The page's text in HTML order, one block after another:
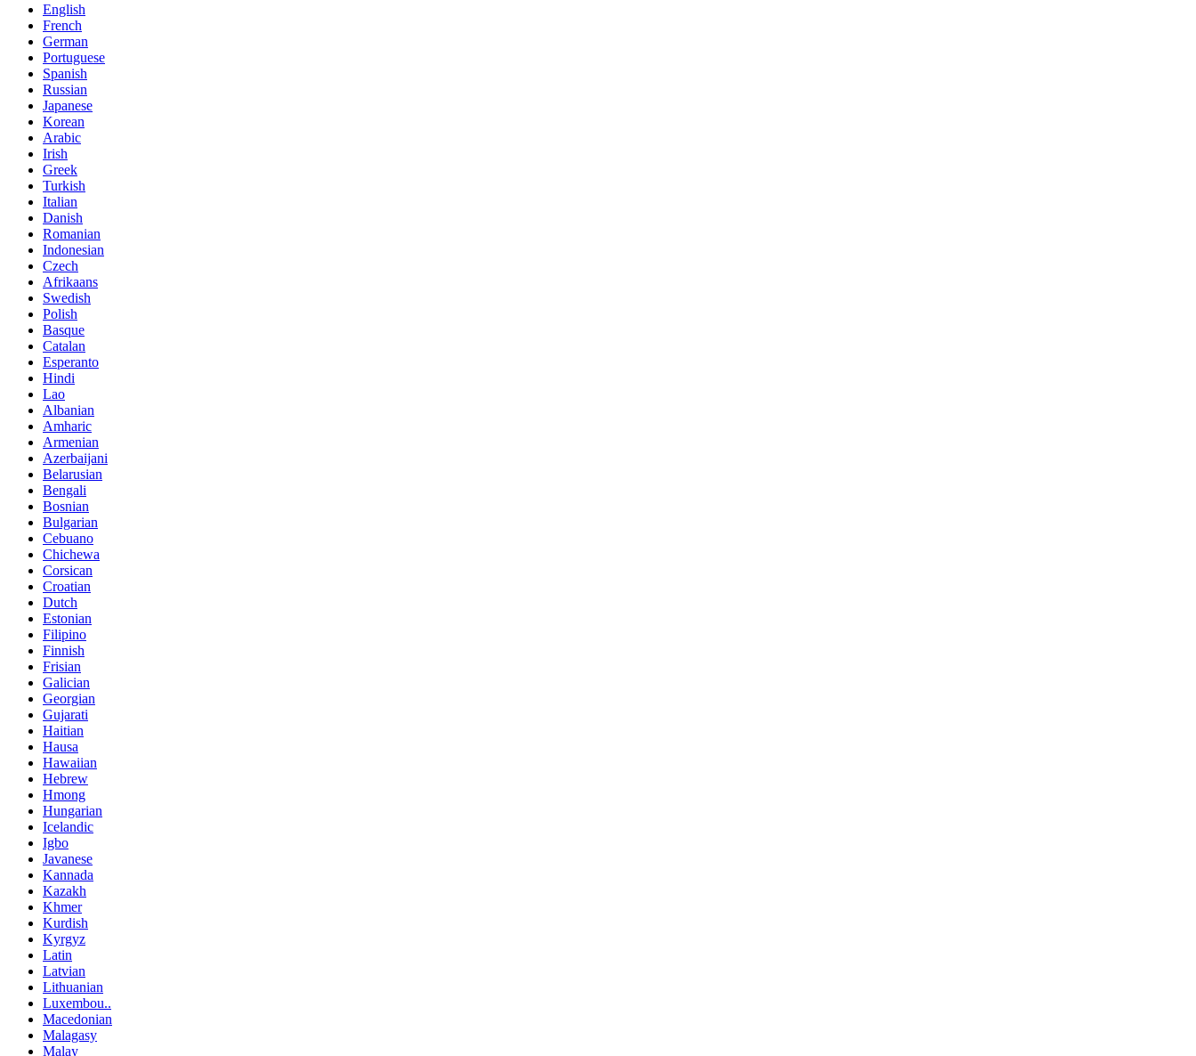
English
French
German
Portuguese
Spanish
Russian
Japanese
Korean
Arabic
Irish
Greek
Turkish
Italian
Danish
Romanian
Indonesian
Czech
Afrikaans
Swedish
Polish
Basque
Catalan
Esperanto
Hindi
Lao
Albanian
Amharic
Armenian
Azerbaijani
Belarusian
Bengali
Bosnian
Bulgarian
Cebuano
Chichewa
Corsican
Croatian
Dutch
Estonian
Filipino
Finnish
Frisian
Galician
Georgian
Gujarati
Haitian
Hausa
Hawaiian
Hebrew
Hmong
Hungarian
Icelandic
Igbo
Javanese
Kannada
Kazakh
Khmer
Kurdish
Kyrgyz
Latin
Latvian
Lithuanian
Luxembou..
Macedonian
Malagasy
Malay